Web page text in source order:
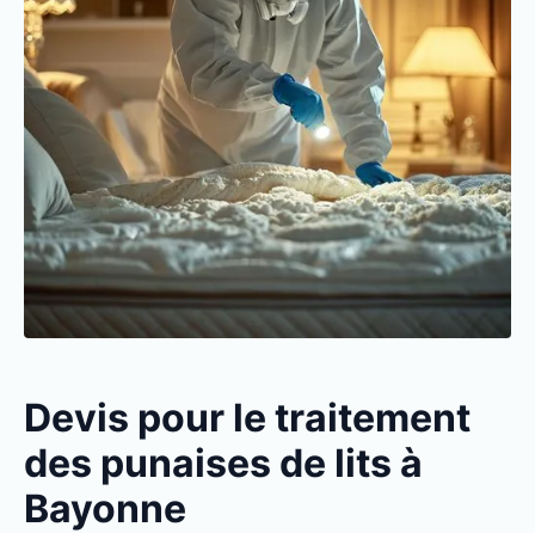
Devis pour le traitement
des punaises de lits à
Bayonne